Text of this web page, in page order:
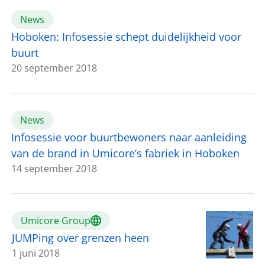
News
Hoboken: Infosessie schept duidelijkheid voor
buurt
20 september 2018
News
Infosessie voor buurtbewoners naar aanleiding
van de brand in Umicore’s fabriek in Hoboken
14 september 2018
Umicore Group
JUMPing over grenzen heen
1 juni 2018